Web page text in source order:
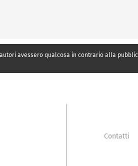
avessero qualcosa in contrario alla
Contatti